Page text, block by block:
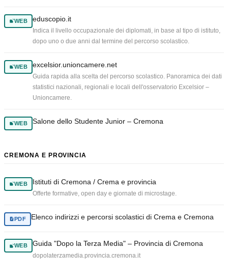
WEB eduscopio.it
Indica il livello occupazionale dei diplomati, in base al tipo di istituto,
dopo uno o due anni dal termine del percorso scolastico.
WEB excelsior.unioncamere.net
Guida rapida alla scelta del percorso scolastico. Panoramica dei dati
statistici nazionali, regionali e locali dell'osservatorio Excelsior –
Unioncamere.
WEB Salone dello Studente Junior – Cremona
CREMONA E PROVINCIA
WEB Istituti di Cremona / Crema e provincia
Offerte formative, open day e giornate di microstage.
PDF Elenco indirizzi e percorsi scolastici di Crema e Cremona
WEB Guida "Dopo la Terza Media" – Provincia di Cremona
dopolaterzamedia.provincia.cremona.it